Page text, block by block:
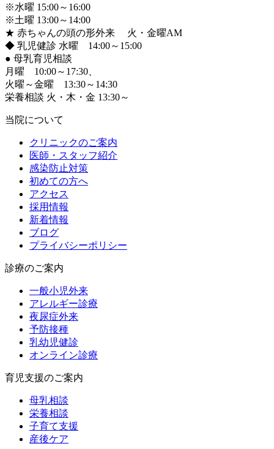
※水曜 15:00～16:00
※土曜 13:00～14:00
★ 赤ちゃんの頭の形外来 火・金曜AM
◆ 乳児健診 水曜 14:00～15:00
● 母乳育児相談
月曜 10:00～17:30、
火曜～金曜 13:30～14:30
栄養相談 火・木・金 13:30～
当院について
クリニックのご案内
医師・スタッフ紹介
感染防止対策
初めての方へ
アクセス
採用情報
新着情報
ブログ
プライバシーポリシー
診療のご案内
一般小児外来
アレルギー診療
夜尿症外来
予防接種
乳幼児健診
オンライン診療
育児支援のご案内
母乳相談
栄養相談
子育て支援
産後ケア